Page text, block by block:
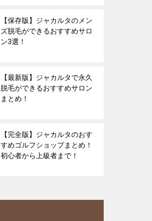
【保存版】ジャカルタのメン
ズ脱毛ができるおすすめサロ
ン3選！
【最新版】ジャカルタで永久
脱毛ができるおすすめサロン
まとめ！
【完全版】ジャカルタのおす
すめゴルフショップまとめ！
初心者から上級者まで！